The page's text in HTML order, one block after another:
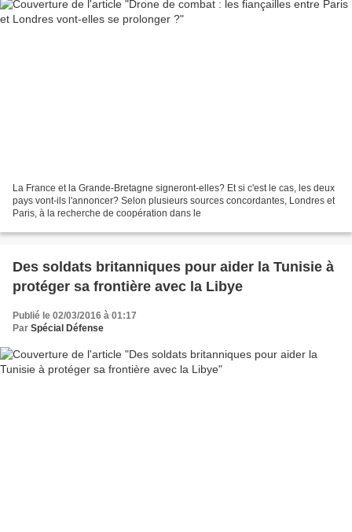
La France et la Grande-Bretagne signeront-elles? Et si c'est le cas, les deux
pays vont-ils l'annoncer? Selon plusieurs sources concordantes, Londres et
Paris, à la recherche de coopération dans le
Des soldats britanniques pour aider la Tunisie à
protéger sa frontière avec la Libye
Publié le 02/03/2016 à 01:17
Par Spécial Défense